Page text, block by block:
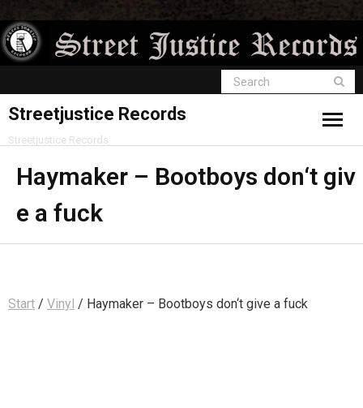
Streetjustice Records
Streetjustice Records
Haymaker – Bootboys don‘t giv
e a fuck
Start / Vinyl / Haymaker – Bootboys don‘t give a fuck